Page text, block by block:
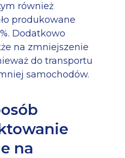
również
produkowane
Dodatkowo
na zmniejszenie
do transportu
samochodów.
na